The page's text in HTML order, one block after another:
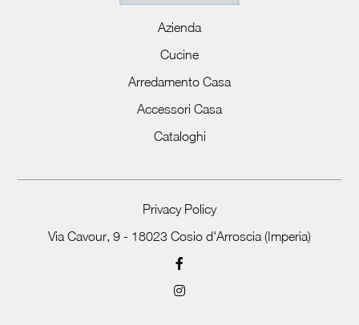
Azienda
Cucine
Arredamento Casa
Accessori Casa
Cataloghi
Privacy Policy
Via Cavour, 9 - 18023 Cosio d'Arroscia (Imperia)